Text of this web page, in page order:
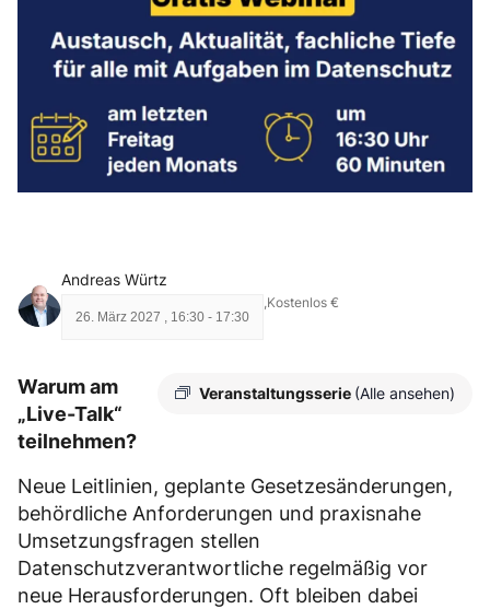
Andreas Würtz
26. März 2027 , 16:30 - 17:30
,Kostenlos €
Veranstaltungsserie (Alle ansehen)
Warum am
„Live-Talk“
teilnehmen?
Neue Leitlinien, geplante Gesetzesänderungen,
behördliche Anforderungen und praxisnahe
Umsetzungsfragen stellen
Datenschutzverantwortliche regelmäßig vor
neue Herausforderungen. Oft bleiben dabei